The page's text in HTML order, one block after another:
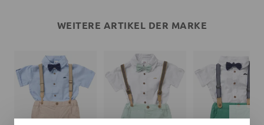
WEITERE ARTIKEL DER MARKE